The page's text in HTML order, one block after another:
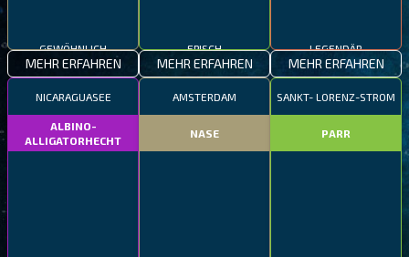
GEWÖHNLICH
MEHR ERFAHREN
EPISCH
MEHR ERFAHREN
LEGENDÄR
MEHR ERFAHREN
NICARAGUASEE
ALBINO-
ALLIGATORHECHT
AMSTERDAM
NASE
SANKT- LORENZ-STROM
PARR